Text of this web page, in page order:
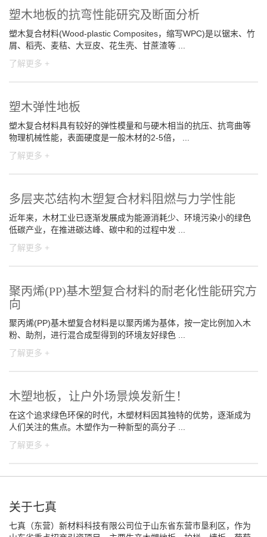
塑木地板的抗弯性能研究及断面分析
塑木复合材料(Wood-plastic Composites，缩写WPC)是以锯末、竹
屑、稻壳、麦秸、大豆皮、花生壳、甘蔗渣等 ...
了解更多 +
塑木弹性地板
塑木复合材料具有较好的弹性模量和与硬木相当的抗压、抗弯曲等
物理机械性能，表面硬度是一般木材的2-5倍， ...
了解更多 +
多层夹芯结构木塑复合材料阻燃与力学性能
近年来，木材工业已逐渐发展成为能源消耗少、环境污染小的绿色
低碳产业，在推进碳达峰、碳中和的过程中发 ...
了解更多 +
聚丙烯(PP)基木塑复合材料的耐老化性能研究方
向
聚丙烯(PP)基木塑复合材料是以聚丙烯为基体，按一定比例加入木
粉、助剂，进行混合成型得到的环境友好绿色 ...
了解更多 +
木塑地板，让户外场景焕发新生！
在这个追求绿色环保的时代，木塑材料因其独特的优势，逐渐成为
人们关注的焦点。木塑作为一种新型的高分子 ...
了解更多 +
关于七真
七真（东营）新材料科技有限公司位于山东省东营市垦利区，作为